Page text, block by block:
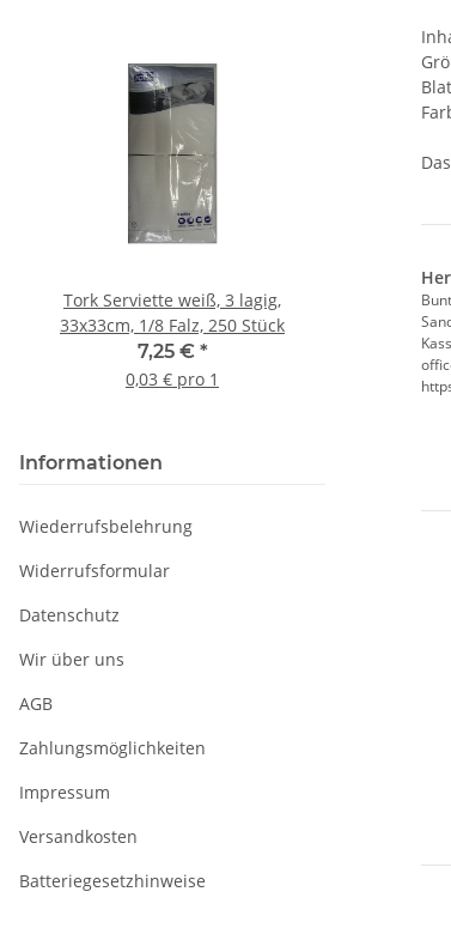
Tork Serviette weiß, 3 lagig,
33x33cm, 1/8 Falz, 250 Stück
7,25 € *
0,03 € pro 1
Sanit
Informationen
Wiederrufsbelehrung
Widerrufsformular
Datenschutz
Wir über uns
AGB
Zahlungsmöglichkeiten
Impressum
Versandkosten
Batteriegesetzhinweise